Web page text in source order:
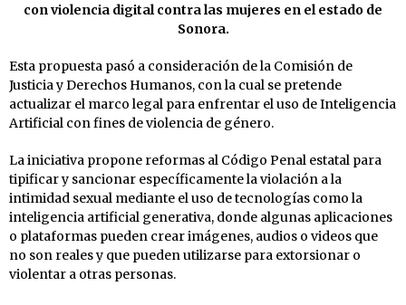
con violencia digital contra las mujeres en el estado de
Sonora.
Esta propuesta pasó a consideración de la Comisión de
Justicia y Derechos Humanos, con la cual se pretende
actualizar el marco legal para enfrentar el uso de Inteligencia
Artificial con fines de violencia de género.
La iniciativa propone reformas al Código Penal estatal para
tipificar y sancionar específicamente la violación a la
intimidad sexual mediante el uso de tecnologías como la
inteligencia artificial generativa, donde algunas aplicaciones
o plataformas pueden crear imágenes, audios o videos que
no son reales y que pueden utilizarse para extorsionar o
violentar a otras personas.